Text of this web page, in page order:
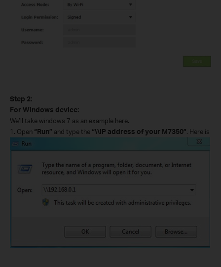
Step 2:
For Windows device:
We’ll take windows 7 as an example here.
1. Open “Run” and type the “\\IP address of your M7350”. Here is